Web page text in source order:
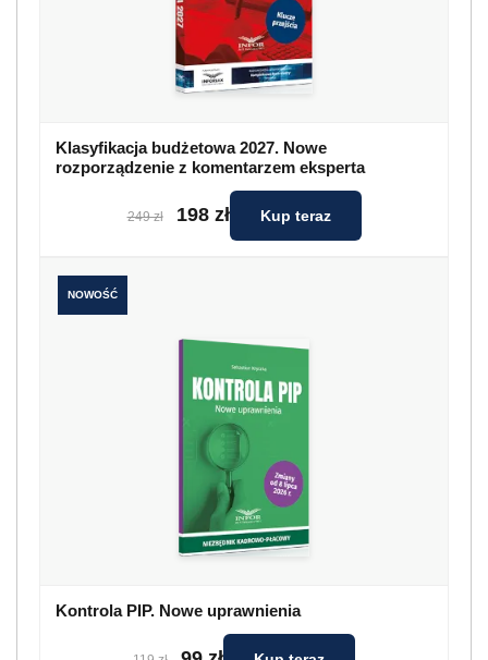
Klasyfikacja budżetowa 2027. Nowe
rozporządzenie z komentarzem eksperta
249 zł 198 zł Kup teraz
NOWOŚĆ
Kontrola PIP. Nowe uprawnienia